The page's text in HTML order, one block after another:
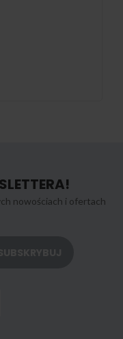
nowościach i ofertach